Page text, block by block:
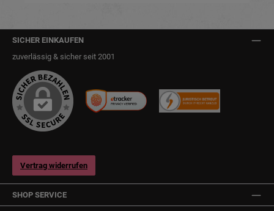
SICHER EINKAUFEN
zuverlässig & sicher seit 2001
Vertrag widerrufen
SHOP SERVICE